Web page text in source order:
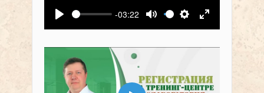
Воспроизвести
-03:22
Выключить звук
Настройки
На весь